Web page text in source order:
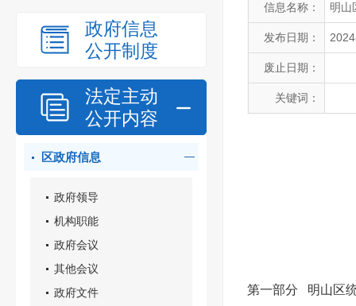
政府信息
公开制度
法定主动
公开内容
区政府信息
政府领导
机构职能
政府会议
其他会议
政府文件
信息名称： 明山
发布日期：
废止日期：
关键词：
第一部分 明山区